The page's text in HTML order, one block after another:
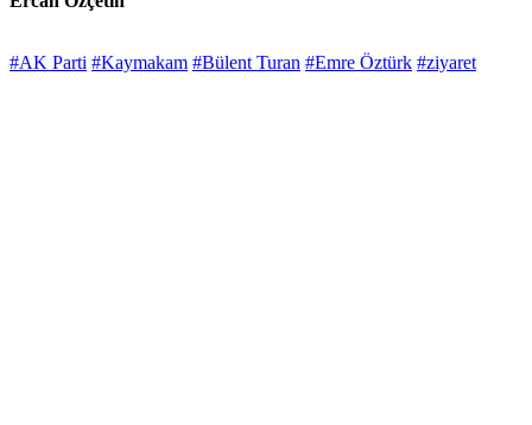
#AK Parti #Kaymakam #Bülent Turan #Emre Öztürk #ziyaret